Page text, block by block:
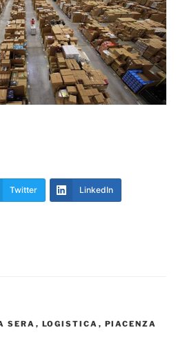
Twitter LinkedIn
SERA , LOGISTICA , PIACENZA